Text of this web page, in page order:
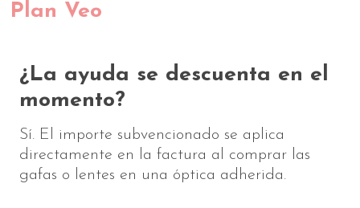
Plan Veo
¿La ayuda se descuenta en el
momento?
Sí. El importe subvencionado se aplica
directamente en la factura al comprar las
gafas o lentes en una óptica adherida.